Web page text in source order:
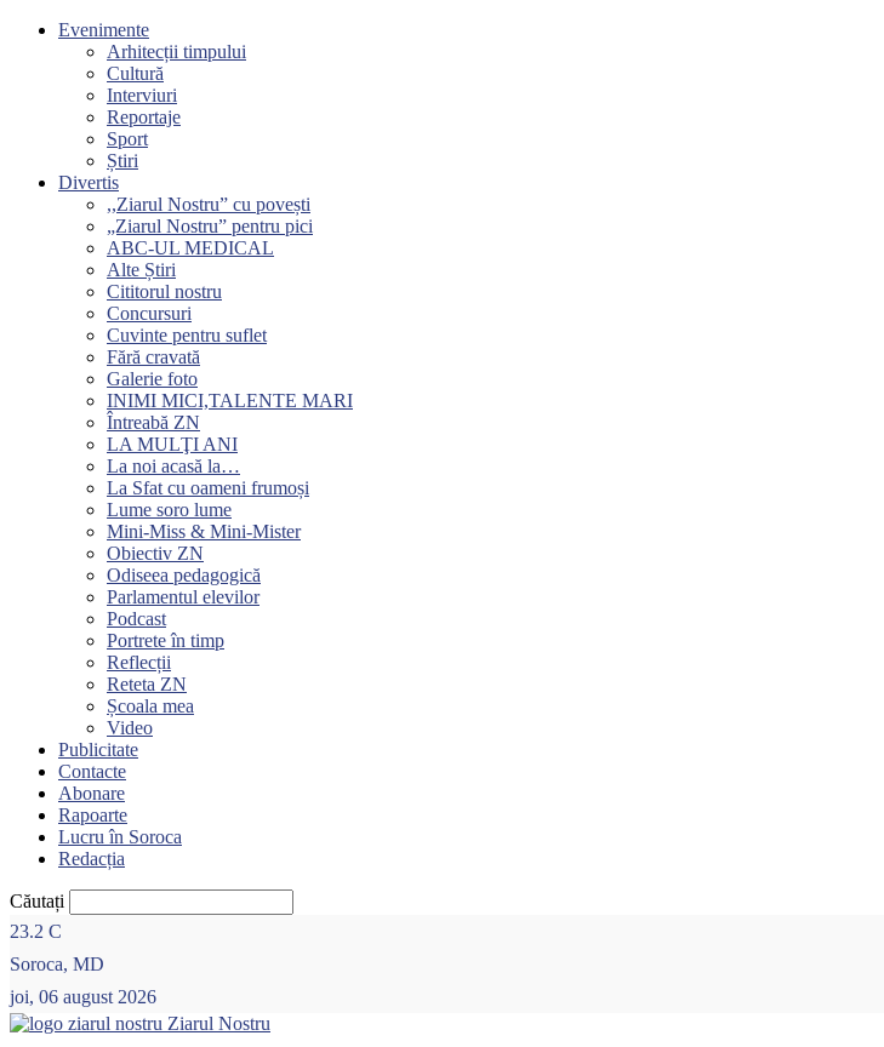
Evenimente
Arhitecții timpului
Cultură
Interviuri
Reportaje
Sport
Știri
Divertis
,,Ziarul Nostru” cu povești
„Ziarul Nostru” pentru pici
ABC-UL MEDICAL
Alte Știri
Cititorul nostru
Concursuri
Cuvinte pentru suflet
Fără cravată
Galerie foto
INIMI MICI,TALENTE MARI
Întreabă ZN
LA MULŢI ANI
La noi acasă la…
La Sfat cu oameni frumoși
Lume soro lume
Mini-Miss & Mini-Mister
Obiectiv ZN
Odiseea pedagogică
Parlamentul elevilor
Podcast
Portrete în timp
Reflecții
Reteta ZN
Școala mea
Video
Publicitate
Contacte
Abonare
Rapoarte
Lucru în Soroca
Redacția
Căutați
23.2 C
Soroca, MD
joi, 06 august 2026
Ziarul Nostru